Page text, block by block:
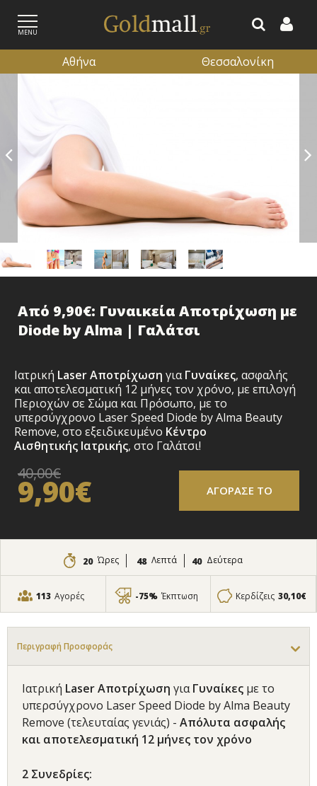
MENU
Αθήνα Θεσσαλονίκη
Από 9,90€: Γυναικεία Αποτρίχωση με
Diode by Alma | Γαλάτσι
Ιατρική Laser Αποτρίχωση γιαΓυναίκες, ασφαλής
και αποτελεσματική 12 μήνες τον χρόνο, με επιλογή
Περιοχών σε Σώμα και Πρόσωπο, με το
υπερσύγχρονο Laser Speed Diode by Alma Beauty
Remove, στο εξειδικευμένο Κέντρο
Αισθητικής Ιατρικής, στο Γαλάτσι!
40,00€
9,90€ ΑΓΟΡΑΣΕ ΤΟ
20 Ώρες 48 Λεπτά 39 Δεύτερα
113 Αγορές -75% Έκπτωση Κερδίζεις 30,10€
Περιγραφή Προσφοράς
Ιατρική Laser Αποτρίχωση γιαΓυναίκες με το
υπερσύγχρονο Laser Speed Diode by Alma Beauty
Remove (τελευταίας γενιάς) - Απόλυτα ασφαλής
και αποτελεσματική 12 μήνες τον χρόνο
2 Συνεδρίες: